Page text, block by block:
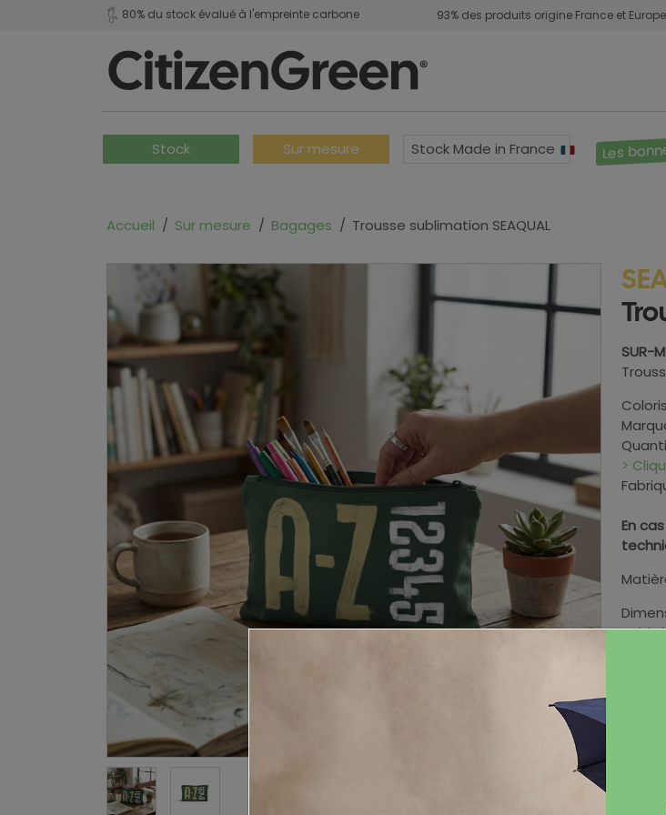
80% du stock évalué à l'empreinte carbone 93% des produits origine France et Europe
Stock Sur mesure Stock Made in France Les
Accueil Sur mesure Bagages Trousse sublimation SEAQUAL
SUR-
>
En
Poids